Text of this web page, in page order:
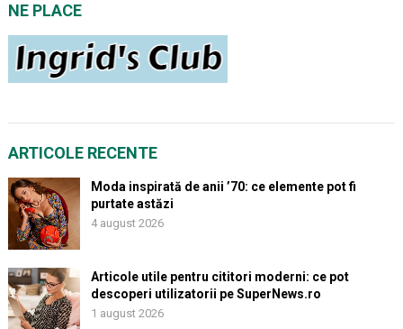
NE PLACE
ARTICOLE RECENTE
Moda inspirată de anii ’70: ce elemente pot fi
purtate astăzi
4 august 2026
Articole utile pentru cititori moderni: ce pot
descoperi utilizatorii pe SuperNews.ro
1 august 2026